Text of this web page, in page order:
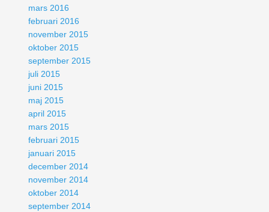
mars 2016
februari 2016
november 2015
oktober 2015
september 2015
juli 2015
juni 2015
maj 2015
april 2015
mars 2015
februari 2015
januari 2015
december 2014
november 2014
oktober 2014
september 2014